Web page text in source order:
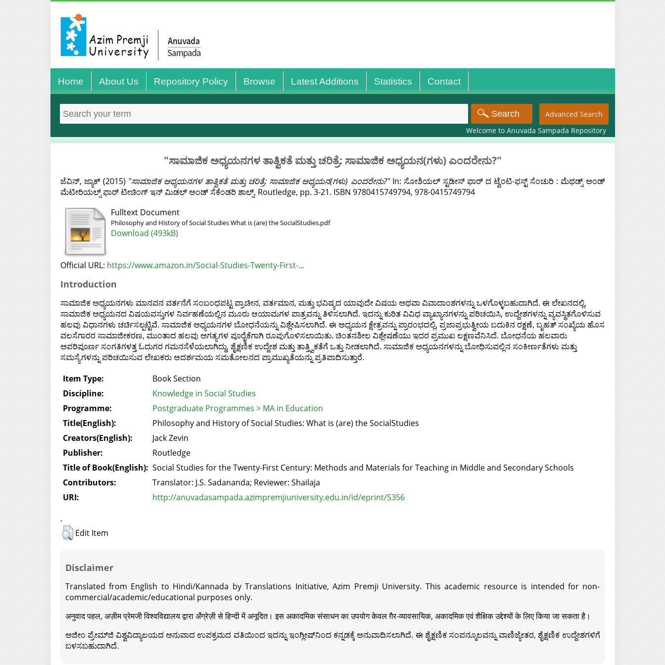
Home About Us Repository Policy Browse Latest Additions Statistics Contact
Advanced Search
Welcome to Anuvada Sampada Repository
"ಸಾಮಾಜಿಕ ಅಧ್ಯಯನಗಳ ತಾತ್ವಿಕತೆ ಮತ್ತು ಚರಿತ್ರೆ: ಸಾಮಾಜಿಕ ಅಧ್ಯಯನ(ಗಳು) ಎಂದರೇನು?"
ಜೆವಿನ್, ಜ್ಯಾಕ್(2015) "ಸಾಮಾಜಿಕ ಅಧ್ಯಯನಗಳ ತಾತ್ವಿಕತೆ ಮತ್ತು ಚರಿತ್ರೆ: ಸಾಮಾಜಿಕ ಅಧ್ಯಯನ(ಗಳು) ಎಂದರೇನು?"In: ಸೋಶಿಯಲ್ ಸ್ಟಡೀಸ್ ಫಾರ್ ದ ಟ್ವೆಂಟಿ-ಫಸ್ಟ್ ಸೆಂಚುರಿ : ಮೆಥಡ್ಸ್ ಅಂಡ್
ಮೆಟೀರಿಯಲ್ಸ್ ಫಾರ್ ಟೀಚಿಂಗ್ ಇನ್ ಮಿಡಲ್ ಅಂಡ್ ಸೆಕೆಂಡರಿ ಶಾಲ್ಸ್. Routledge, pp. 3-21. ISBN 9780415749794, 978-0415749794
Fulltext Document
Philosophy and History of Social Studies What is (are) the SocialStudies.pdf
Download (493kB)
Official URL: https://www.amazon.in/Social-Studies-Twenty-First-...
Introduction
ಸಾಮಾಜಿಕ ಅಧ್ಯಯನಗಳು ಮಾನವನ ವರ್ತನೆಗೆ ಸಂಬಂಧಪಟ್ಟ ಪ್ರಾಚೀನ, ವರ್ತಮಾನ, ಮತ್ತು ಭವಿಷ್ಯದ ಯಾವುದೇ ವಿಷಯ ಅಥವಾ ವಿವಾದಾಂಶಗಳನ್ನು ಒಳಗೊಳ್ಳಬಹುದಾಗಿದೆ. ಈ ಲೇಖನದಲ್ಲಿ,
ಸಾಮಾಜಿಕ ಅಧ್ಯಯನದ ವಿಷಯವಸ್ತುಗಳ ನಿರ್ವಹಣೆಯಲ್ಲಿನ ಮೂರು ಆಯಾಮಗಳ ಪಾತ್ರವನ್ನು ತಿಳಿಸಲಾಗಿದೆ. ಇದನ್ನು ಕುರಿತ ವಿವಿಧ ವ್ಯಾಖ್ಯಾನಗಳನ್ನು ಪರಿಚಯಿಸಿ, ಉದ್ದೇಶಗಳನ್ನು ವ್ಯವಸ್ಥಿತಗೊಳಿಸುವ
ಹಲವು ವಿಧಾನಗಳು ಚರ್ಚಿಸಲ್ಪಟ್ಟಿವೆ. ಸಾಮಾಜಿಕ ಅಧ್ಯಯನಗಳ ಬೋಧನೆಯನ್ನು ವಿಶ್ಲೇಷಿಸಲಾಗಿದೆ. ಈ ಅಧ್ಯಯನ ಕ್ಷೇತ್ರವನ್ನು ಪ್ರಾರಂಭದಲ್ಲಿ, ಪ್ರಜಾಪ್ರಭುತ್ವೀಯ ಬದುಕಿನ ರಕ್ಷಣೆ, ಬೃಹತ್ ಸಂಖ್ಯೆಯ ಹೊಸ
ವಲಸೆಗಾರರ ಸಾಮಾಜೀಕರಣ, ಮುಂತಾದ ಹಲವು ಅಗತ್ಯಗಳ ಪೂರೈಕೆಗಾಗಿ ರೂಪುಗೊಳಿಸಲಾಯಿತು. ಚಿಂತನಶೀಲ ವಿಶ್ಲೇಷಣೆಯು ಇದರ ಪ್ರಮುಖ ಲಕ್ಷಣವೆನಿಸಿದೆ. ಬೋಧನೆಯ ಹಲವಾರು
ಅಪರಿಪೂರ್ಣ ಸಂಗತಿಗಳತ್ತ ಓದುಗರ ಗಮನಸೆಳೆಯಲಾಗಿದ್ದು, ಶೈಕ್ಷಣಿಕ ಉದ್ದೇಶ ಮತ್ತು ತಾತ್ತ್ವಿಕತೆಗೆ ಒತ್ತು ನೀಡಲಾಗಿದೆ. ಸಾಮಾಜಿಕ ಅಧ್ಯಯನಗಳನ್ನು ಬೋಧಿಸುವಲ್ಲಿನ ಸಂಕೀರ್ಣತೆಗಳು ಮತ್ತು
ಸಮಸ್ಯೆಗಳನ್ನು ಪರಿಚಯಿಸುವ ಲೇಖಕರು ಆದರ್ಶಮಯ ಸಮತೋಲನದ ಪ್ರಾಮುಖ್ಯತೆಯನ್ನು ಪ್ರತಿಪಾದಿಸುತ್ತಾರೆ.
Item Type:
Book Section
Discipline:
Knowledge in Social Studies
Programme:
Postgraduate Programmes > MA in Education
Title(English):
Philosophy and History of Social Studies: What is (are) the SocialStudies
Creators(English):
Jack Zevin
Publisher:
Routledge
Title of Book(English): Social Studies for the Twenty-First Century: Methods and Materials for Teaching in Middle and Secondary Schools
Contributors:
Translator: J.S. Sadananda; Reviewer: Shailaja
URI:
http://anuvadasampada.azimpremjiuniversity.edu.in/id/eprint/5356
.
Edit Item
Disclaimer
Translated from English to Hindi/Kannada by Translations Initiative, Azim Premji University. This academic resource is intended for non-
commercial/academic/educational purposes only.
अनुवाद पहल, अज़ीम प्रेमजी विश्वविद्यालय द्वारा अँग्रेज़ी से हिन्दी में अनूदित। इस अकादमिक संसाधन का उपयोग केवल ग़ैर-व्यावसायिक, अकादमिक एवं शैक्षिक उद्देश्यों के लिए किया जा सकता है।
ಅಜೀಂ ಪ್ರೇಮ್‍ಜಿ ವಿಶ್ವವಿದ್ಯಾಲಯದ ಅನುವಾದ ಉಪಕ್ರಮದ ವತಿಯಿಂದ ಇದನ್ನು ಇಂಗ್ಲೀಷ್‍ನಿಂದ ಕನ್ನಡಕ್ಕೆ ಅನುವಾದಿಸಲಾಗಿದೆ. ಈ ಶೈಕ್ಷಣಿಕ ಸಂಪನ್ಮೂಲವನ್ನು ವಾಣಿಜ್ಯೇತರ, ಶೈಕ್ಷಣಿಕ ಉದ್ದೇಶಗಳಿಗೆ
ಬಳಸಬಹುದಾಗಿದೆ.